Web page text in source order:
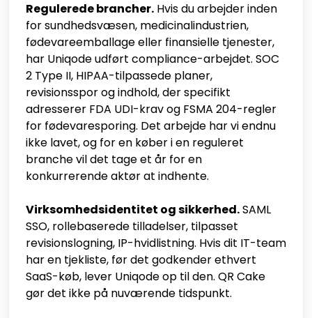
Regulerede brancher. Hvis du arbejder inden
for sundhedsvæsen, medicinalindustrien,
fødevareemballage eller finansielle tjenester,
har Uniqode udført compliance-arbejdet. SOC
2 Type II, HIPAA-tilpassede planer,
revisionsspor og indhold, der specifikt
adresserer FDA UDI-krav og FSMA 204-regler
for fødevaresporing. Det arbejde har vi endnu
ikke lavet, og for en køber i en reguleret
branche vil det tage et år for en
konkurrerende aktør at indhente.
Virksomhedsidentitet og sikkerhed.SAML
SSO, rollebaserede tilladelser, tilpasset
revisionslogning, IP-hvidlistning. Hvis dit IT-team
har en tjekliste, før det godkender ethvert
SaaS-køb, lever Uniqode op til den. QR Cake
gør det ikke på nuværende tidspunkt.